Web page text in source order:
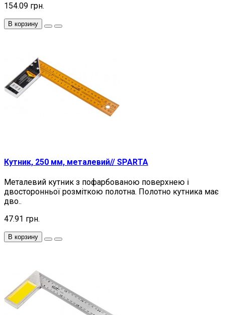
154.09 грн.
В корзину
Кутник, 250 мм, металевий// SPARTA
Металевий кутник з пофарбованою поверхнею і
двосторонньої розміткою полотна. Полотно кутника має
дво..
47.91 грн.
В корзину